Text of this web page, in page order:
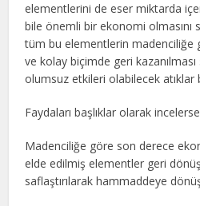
elementlerini de eser miktarda
bile önemli bir ekonomi olmasını
tüm bu elementlerin madenciliğe
ve kolay biçimde geri
olumsuz etkileri olabilecek
Faydaları başlıklar olarak
Madenciliğe göre son derece
elde edilmiş elementler geri
saflaştırılarak hammaddeye